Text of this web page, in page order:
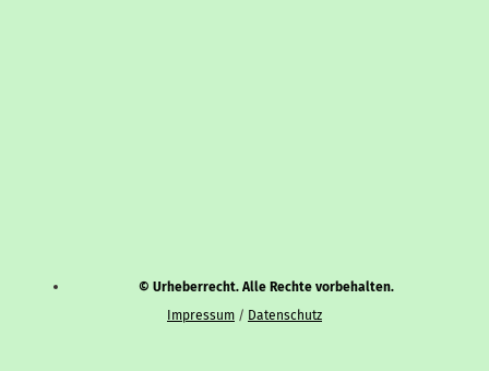
© Urheberrecht. Alle Rechte vorbehalten.
Impressum / Datenschutz